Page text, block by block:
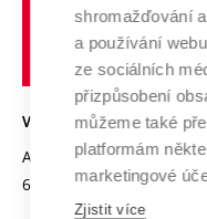
Transfer znalostí
Open Science
Projekty
Projekty ze
Specifický výzkum
Služby univerzity
Mezinárodní dohody
Univerzitní sítě
Udržitelná univerzita
Podnikavá univerzita /
Bezpečná univerzita
Vyznamenání
Organizační struktura
VYSOKÉ UČENÍ
Antonínská 548/1
602 00 Brno
shromažďování
a používání
ze sociálních
přizpůsobení
můžeme také
platformám
marketingové
Zjistit více